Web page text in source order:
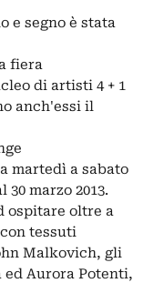
e segno è stata
fiera
di artisti 4 + 1
anch'essi il
martedì a sabato
30 marzo 2013.
ospitare oltre a
tessuti
Malkovich, gli
Aurora Potenti,